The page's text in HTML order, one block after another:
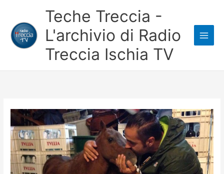
contenuto
Teche Treccia -
L'archivio di Radio
Treccia Ischia TV